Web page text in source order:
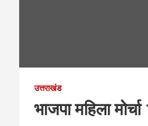
उत्तराखंड
भाजपा महिला